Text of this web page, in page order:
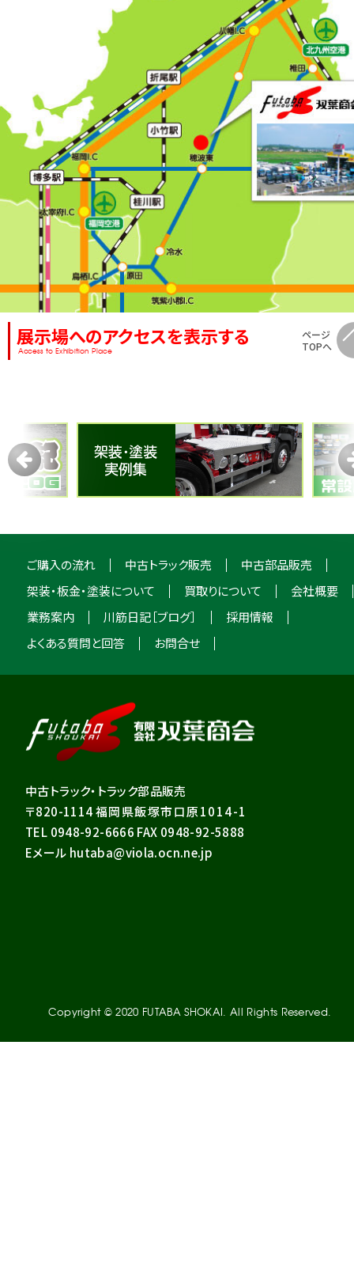
展示場へのアクセスを表示する
Access to Exhibition Place
ページ
TOPへ
ご購入の流れ 中古トラック販売
中古部品販売
架装・板金・塗装について
買取りについて
会社概要
業務案内
川筋日記［ブログ］
採用情報
よくある質問と回答
お問合せ
中古トラック・トラック部品販売
〒820-1114福岡県飯塚市口原1014-1
TEL 0948-92-6666 FAX 0948-92-5888
Eメール hutaba@viola.ocn.ne.jp
Copyright © 2020 FUTABA SHOKAI. All Rights Reserved.